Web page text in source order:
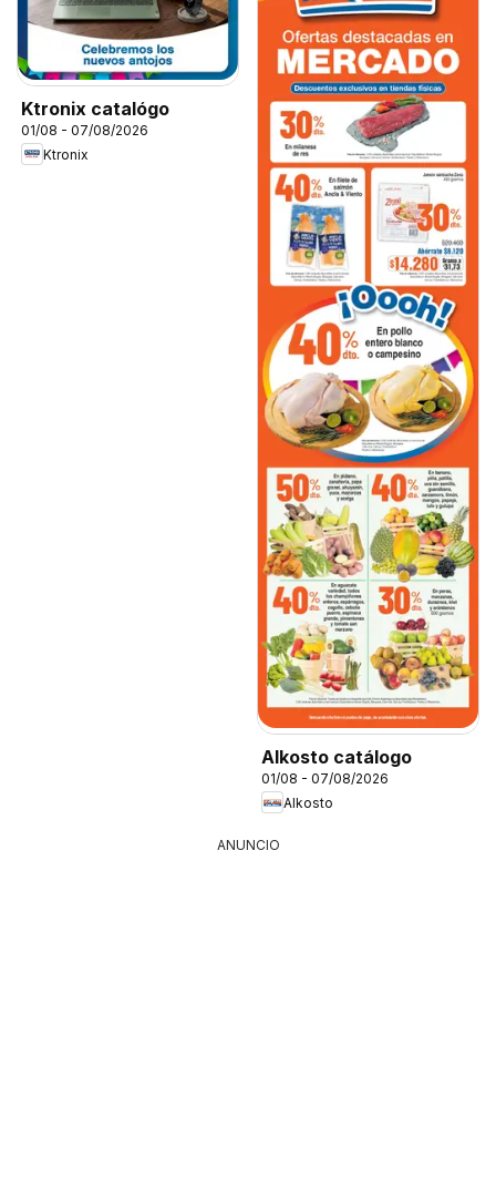
Ktronix catalógo
01/08 - 07/08/2026
Ktronix
Alkosto catálogo
01/08 - 07/08/2026
Alkosto
ANUNCIO